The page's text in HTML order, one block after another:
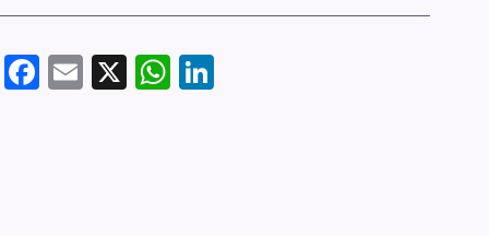
Fa
E
X
W